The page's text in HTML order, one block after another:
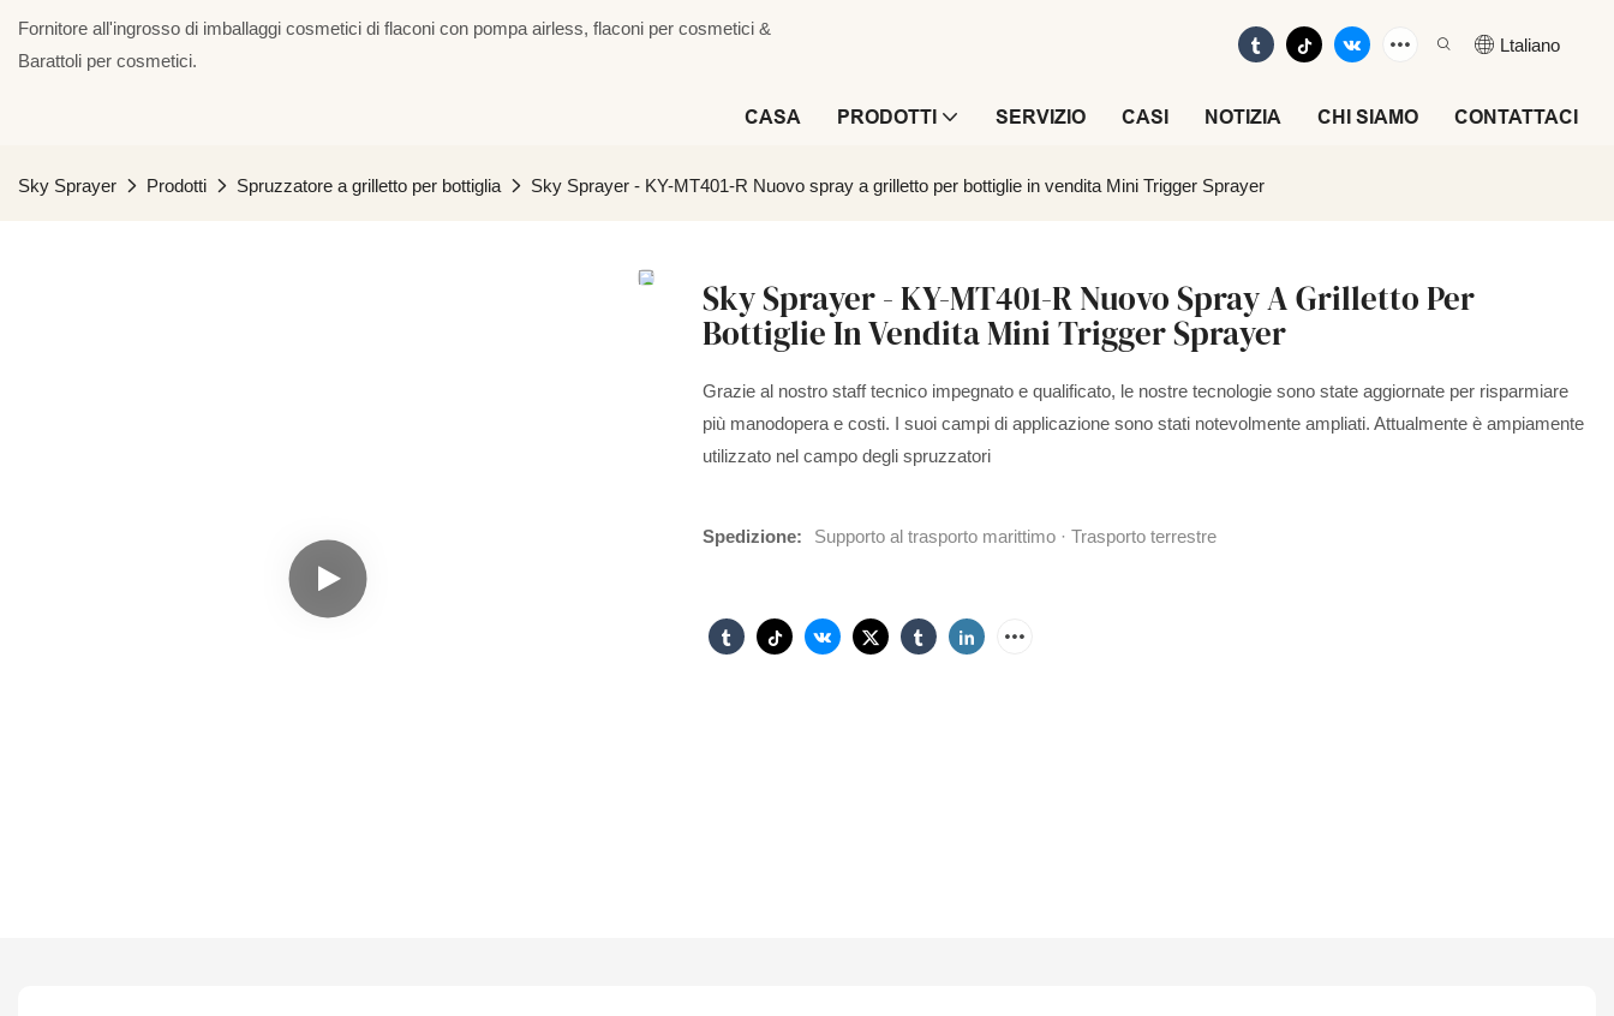
Fornitore all'ingrosso di imballaggi cosmetici di flaconi con pompa airless, flaconi per cosmetici &
Barattoli per cosmetici.
Ltaliano
CASA PRODOTTI SERVIZIO CASI NOTIZIA CHI SIAMO CONTATTACI
Sky Sprayer Prodotti Spruzzatore a grilletto per bottiglia Sky Sprayer - KY-MT401-R Nuovo spray a grilletto per bottiglie in vendita Mini Trigger Sprayer
Sky Sprayer - KY-MT401-R Nuovo Spray A Grilletto Per
Bottiglie In Vendita Mini Trigger Sprayer
Grazie al nostro staff tecnico impegnato e qualificato, le nostre tecnologie sono state aggiornate per risparmiare
più manodopera e costi. I suoi campi di applicazione sono stati notevolmente ampliati. Attualmente è ampiamente
utilizzato nel campo degli spruzzatori
Spedizione: Supporto al trasporto marittimo · Trasporto terrestre